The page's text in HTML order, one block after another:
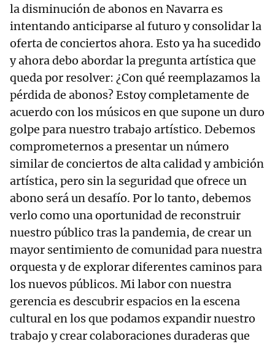
la disminución de abonos en Navarra es
intentando anticiparse al futuro y consolidar la
oferta de conciertos ahora. Esto ya ha sucedido
y ahora debo abordar la pregunta artística que
queda por resolver: ¿Con qué reemplazamos la
pérdida de abonos? Estoy completamente de
acuerdo con los músicos en que supone un duro
golpe para nuestro trabajo artístico. Debemos
comprometernos a presentar un número
similar de conciertos de alta calidad y ambición
artística, pero sin la seguridad que ofrece un
abono será un desafío. Por lo tanto, debemos
verlo como una oportunidad de reconstruir
nuestro público tras la pandemia, de crear un
mayor sentimiento de comunidad para nuestra
orquesta y de explorar diferentes caminos para
los nuevos públicos. Mi labor con nuestra
gerencia es descubrir espacios en la escena
cultural en los que podamos expandir nuestro
trabajo y crear colaboraciones duraderas que